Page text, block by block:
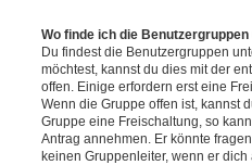
Wo finde ich die
Du findest die Benutzergruppen
möchtest, kannst du dies mit der
offen. Einige erfordern erst eine
Wenn die Gruppe offen ist, kannst
Gruppe eine Freischaltung, so
Antrag annehmen. Er könnte
keinen Gruppenleiter, wenn er